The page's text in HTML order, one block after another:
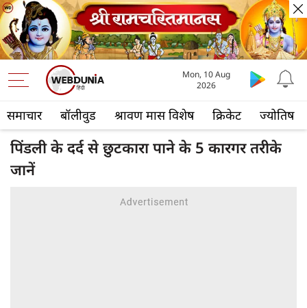
समाचार बॉलीवुड श्रावण मास विशेष क्रिकेट ज्योतिष
Mon, 10 Aug
2026
पिंडली के दर्द से छुटकारा पाने के 5 कारगर तरीके
जानें